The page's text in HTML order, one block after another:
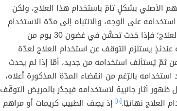
الأصلي بشكلٍ تامّ باستخدام هذا العلاج، ولكن
على الوجه، والانتباه إلى مدّة الاستخدام
وفعالية العلاج؛ فإذا حَدث تحسُّن في غضون 30 يوم من
يستلزم التوقف عن استخدام العلاج لعدّة
ثمّ يُستأنَف استخدامه من جديد، أمّا إذا لم يحدث
بالرّغم من انقضاء المدّة المذكورة أعلاه،
آثار جانبية لاستخدامه فيجدُر بالمريض التوقّف
العلاج نهائيًا.[١٠]
إذ يصِف الطبيب كريمات أو مراهم